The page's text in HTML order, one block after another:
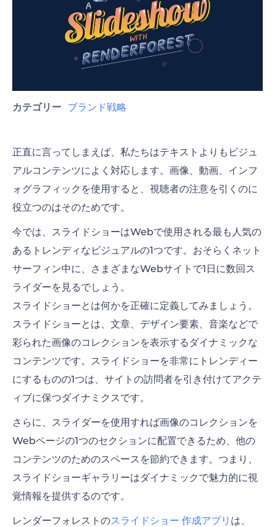
カテゴリー ブランド戦略
正直に言ってしまえば、私たちはテキストよりもビジュ
アルコンテンツによく対応します。画像、動画、インフ
ォグラフィックを使用すると、視聴者の注意を引くのに
役立つのはそのためです。
今では、スライドショーはWebで使用される最も人気の
あるトレンディなビジュアルの1つです。おそらくネット
サーフィン中に、さまざまなWebサイトで1日に数回ス
ライダーを見るでしょう。
スライドショーとは何かを正確に定義してみましょう。
スライドショーとは、文章、デザイン要素、音楽などで
彩られた画像のコレクションを表示するダイナミックな
コンテンツです。スライドショーを非常にトレンディー
にするものの1つは、サイトの訪問者を引き付けてアクテ
ィブに保つダイナミクスです。
さらに、スライダーを使用すれば画像のコレクションを
Webページの1つのセクションに配置できるため、他の
コンテンツのためのスペースを節約できます。つまり、
スライドショーギャラリーはダイナミックで魅力的に視
覚情報を提供するのです。
レンダーフォレストのスライドショー 作成アプリ は、